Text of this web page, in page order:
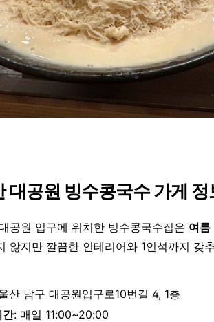
대공원 빙수콩국수 가게 정
공원 입구에 위치한 빙수콩국수집은 여름
않지만 깔끔한 인테리어와 1인석까지 갖
산 남구 대공원입구로10번길 4, 1층
간: 매일 11:00~20:00